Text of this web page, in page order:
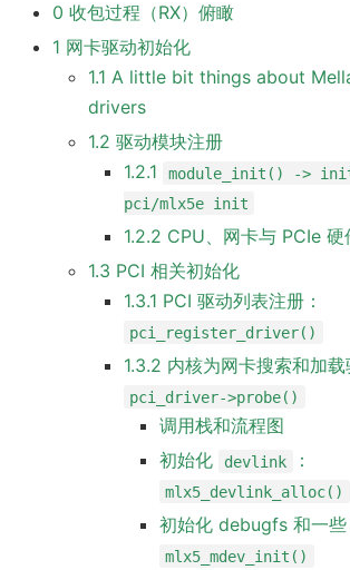
0 收包过程（RX）俯瞰
1 网卡驱动初始化
1.1 A little bit things about
drivers
1.2 驱动模块注册
1.2.1
module_init() ->
pci/mlx5e init
1.2.2 CPU、网卡与 PCIe 硬
1.3 PCI 相关初始化
1.3.1 PCI 驱动列表注册：
pci_register_driver()
1.3.2 内核为网卡搜索和加载
pci_driver->probe()
调用栈和流程图
初始化
devlink ：
mlx5_devlink_alloc()
初始化 debugfs 和一些
mlx5_mdev_init()